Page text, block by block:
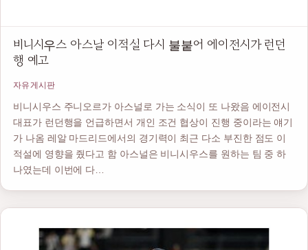
비니시우스 아스날 이적설 다시 불붙어 에이전시가 런던
행 예고
자유게시판
비니시우스 주니오르가 아스널로 가는 소식이 또 나왔음 에이전시
대표가 런던행을 언급하면서 개인 조건 협상이 진행 중이라는 얘기
가 나옴 레알 마드리드에서의 경기력이 최근 다소 부진한 점도 이
적설에 영향을 줬다고 함 아스널은 비니시우스를 원하는 팀 중 하
나였는데 이번에 다…